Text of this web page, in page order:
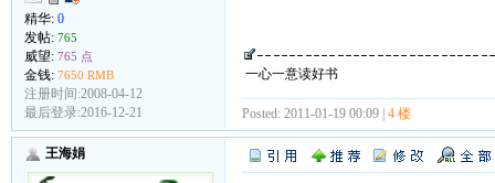
精华: 0
发帖: 765
威望: 765 点
金钱: 7650 RMB
注册时间:2008-04-12
最后登录:2016-12-21
一心一意读好书
Posted: 2011-01-19 00:09 | 4 楼
王海娟